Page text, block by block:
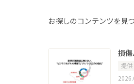
お探しのコンテンツを見
損
提供